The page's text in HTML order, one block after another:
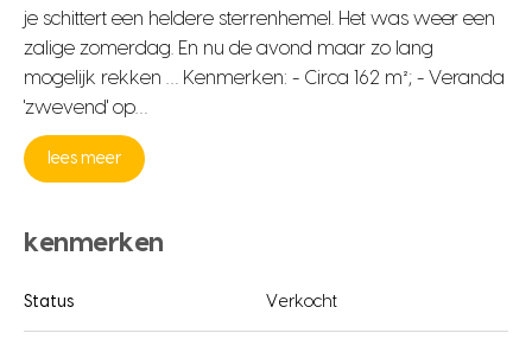
je schittert een heldere sterrenhemel. Het was weer een
zalige zomerdag. En nu de avond maar zo lang
mogelijk rekken … Kenmerken: - Circa 162 m²; - Veranda
'zwevend' op…
lees meer
kenmerken
Status Verkocht